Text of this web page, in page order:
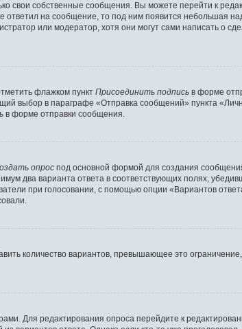
свои собственные сообщения. Вы можете перейти к
на сообщение, то под ним появится небольшая
или модератор, хотя они могут сами написать о
флажком пункт Присоединить подпись в форме
выбор в параграфе «Отправка сообщений» пункта
в форме отправки сообщения.
опрос под основной формой для создания
два варианта ответа в соответствующих полях,
при голосовании, с помощью опции «Вариантов
количество вариантов, превышающее это
Для редактирования опроса перейдите к